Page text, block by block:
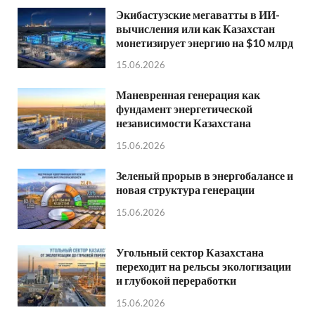
Экибастузские мегаватты в ИИ-
вычисления или как Казахстан
монетизирует энергию на $10 млрд
15.06.2026
Маневренная генерация как
фундамент энергетической
независимости Казахстана
15.06.2026
Зеленый прорыв в энергобалансе и
новая структура генерации
15.06.2026
Угольный сектор Казахстана
переходит на рельсы экологизации
и глубокой переработки
15.06.2026